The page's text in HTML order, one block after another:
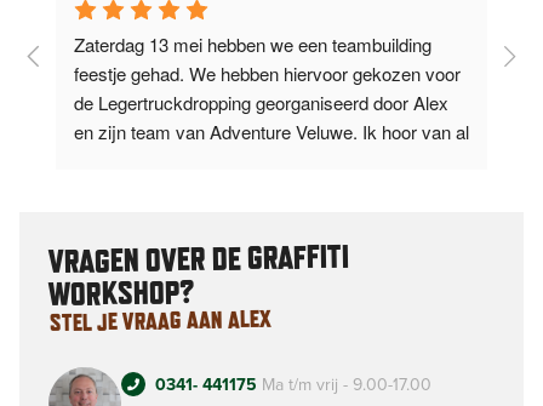
Zaterdag 13 mei hebben we een teambuilding
feestje gehad. We hebben hiervoor gekozen voor
de Legertruckdropping georganiseerd door Alex
en zijn team van Adventure Veluwe. Ik hoor van al
VRAGEN OVER DE GRAFFITI
WORKSHOP?
STEL JE VRAAG AAN ALEX
0341- 441175 Ma t/m vrij - 9.00-17.00